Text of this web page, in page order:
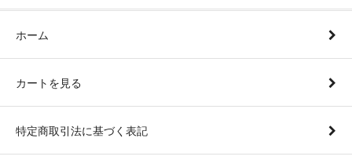
ホーム
カートを見る
特定商取引法に基づく表記